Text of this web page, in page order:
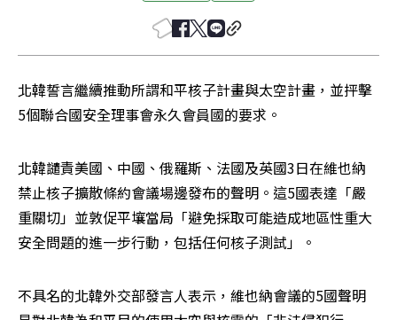
北韓誓言繼續推動所謂和平核子計畫與太空計畫，並抨擊
5個聯合國安全理事會永久會員國的要求。
北韓譴責美國、中國、俄羅斯、法國及英國3日在維也納
禁止核子擴散條約會議場邊發布的聲明。這5國表達「嚴
重關切」並敦促平壤當局「避免採取可能造成地區性重大
安全問題的進一步行動，包括任何核子測試」。
不具名的北韓外交部發言人表示，維也納會議的5國聲明